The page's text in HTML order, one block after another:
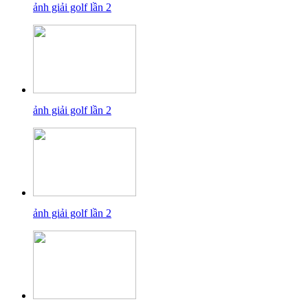
ảnh giải golf lần 2
ảnh giải golf lần 2
ảnh giải golf lần 2